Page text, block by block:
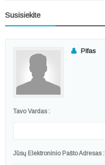
Susisiekite
Pifas
Tavo Vardas :
Jūsų Elektroninio Pašto Adresas :